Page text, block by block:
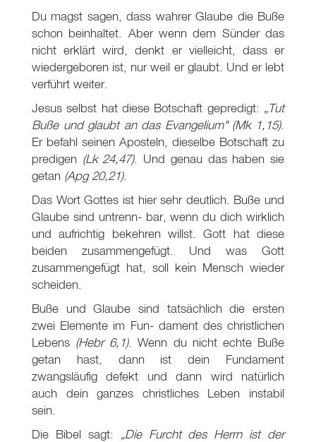
Du magst sagen, dass wahrer Glaube die Buße
schon beinhaltet. Aber wenn dem Sünder das
nicht erklärt wird, denkt er vielleicht, dass er
wiedergeboren ist, nur weil er glaubt. Und er lebt
verführt weiter.
Jesus selbst hat diese Botschaft gepredigt: „Tut
Buße und glaubt an das Evangelium" (Mk 1,15).
Er befahl seinen Aposteln, dieselbe Botschaft zu
predigen (Lk 24,47). Und genau das haben sie
getan (Apg 20,21).
Das Wort Gottes ist hier sehr deutlich. Buße und
Glaube sind untrenn- bar, wenn du dich wirklich
und aufrichtig bekehren willst. Gott hat diese
beiden zusammengefügt. Und was Gott
zusammengefügt hat, soll kein Mensch wieder
scheiden.
Buße und Glaube sind tatsächlich die ersten
zwei Elemente im Fun- dament des christlichen
Lebens (Hebr 6,1). Wenn du nicht echte Buße
getan hast, dann ist dein Fundament
zwangsläufig defekt und dann wird natürlich
auch dein ganzes christliches Leben instabil
sein.
Die Bibel sagt: „Die Furcht des Herrn ist der